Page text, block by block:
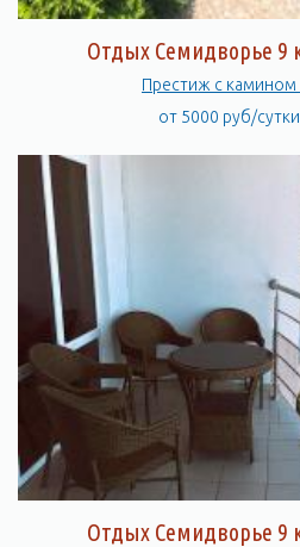
Отдых Семидворье 9
Престиж с
от 5000 руб/
Отдых Семидворье 9